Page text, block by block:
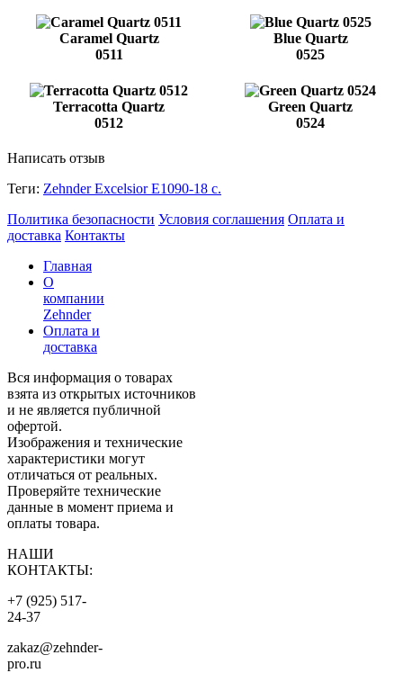
Caramel Quartz
0511
Blue Quartz
0525
Terracotta Quartz
0512
Green Quartz
0524
Написать отзыв
Теги: Zehnder Excelsior E1090-18 с.
Политика безопасности Условия соглашения Оплата и
доставка Контакты
Главная
О
компании
Zehnder
Оплата и
доставка
Вся информация о товарах
взята из открытых источников
и не является публичной
офертой.
Изображения и технические
характеристики могут
отличаться от реальных.
Проверяйте технические
данные в момент приема и
оплаты товара.
НАШИ
КОНТАКТЫ:
+7 (925) 517-
24-37
zakaz@zehnder-
pro.ru